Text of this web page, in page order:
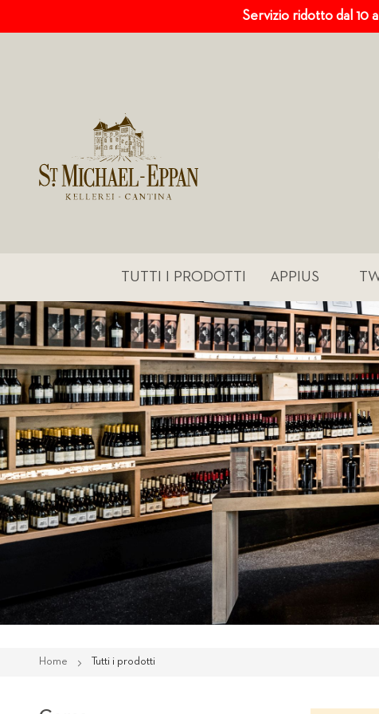
Servizio ridotto dal 10
TUTTI I PRODOTTI APPIUS
Home Tutti i prodotti